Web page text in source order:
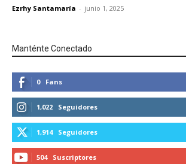
Ezrhy Santamaría - junio 1, 2025
Manténte Conectado
0 Fans
1,022 Seguidores
1,914 Seguidores
504 Suscriptores